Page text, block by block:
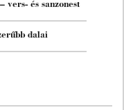
vers- és sanzonest
dalai